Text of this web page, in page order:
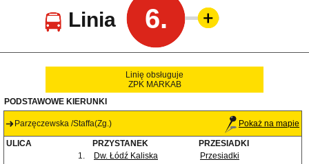
Linia 6.
Linię obsługuje
ZPK MARKAB
PODSTAWOWE KIERUNKI
Parzęczewska /Staffa(Zg.) Pokaż na mapie
ULICA PRZYSTANEK
PRZESIADKI
1.
Dw. Łódź Kaliska
Przesiadki